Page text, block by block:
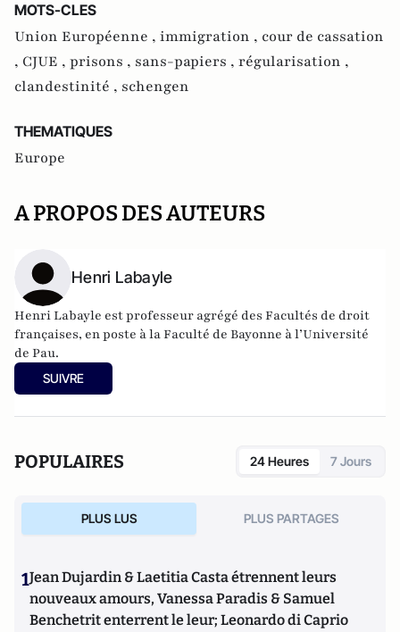
MOTS-CLES
Union Européenne , immigration , cour de cassation
, CJUE , prisons , sans-papiers , régularisation ,
clandestinité , schengen
THEMATIQUES
Europe
A PROPOS DES AUTEURS
Henri Labayle
Henri Labayle est professeur agrégé des Facultés de droit
françaises, en poste à la Faculté de Bayonne à l’Université
de Pau.
il dirige le CDRE, laboratoire de recherches spécialisé en
matière européenne et notamment en matière de droits
SUIVRE
POPULAIRES 24 Heures 7 Jours
PLUS LUS PLUS PARTAGES
1Jean Dujardin & Laetitia Casta étrennent leurs
nouveaux amours, Vanessa Paradis & Samuel
Benchetrit enterrent le leur; Leonardo di Caprio